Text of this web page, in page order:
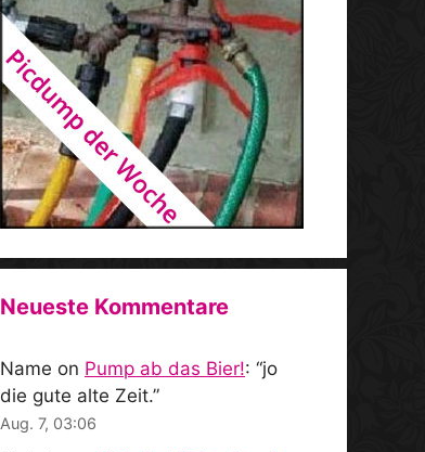
Neueste Kommentare
Name on Pump ab das Bier!: “jo
die gute alte Zeit.”
Aug. 7, 03:06